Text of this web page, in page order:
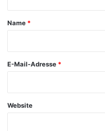
a
Name *
E-Mail-Adresse *
Website